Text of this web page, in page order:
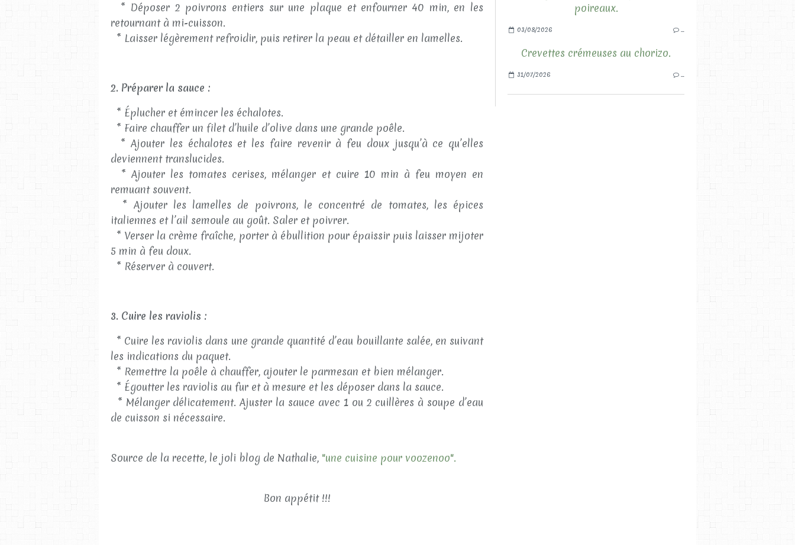
* Déposer 2 poivrons entiers sur une plaque et enfourner 40 min, en les
retournant à mi-cuisson.
* Laisser légèrement refroidir, puis retirer la peau et détailler en lamelles.
2. Préparer la sauce :
* Éplucher et émincer les échalotes.
* Faire chauffer un filet d’huile d’olive dans une grande poêle.
* Ajouter les échalotes et les faire revenir à feu doux jusqu’à ce qu’elles
deviennent translucides.
* Ajouter les tomates cerises, mélanger et cuire 10 min à feu moyen en
remuant souvent.
* Ajouter les lamelles de poivrons, le concentré de tomates, les épices
italiennes et l’ail semoule au goût. Saler et poivrer.
* Verser la crème fraîche, porter à ébullition pour épaissir puis laisser mijoter
5 min à feu doux.
* Réserver à couvert.
3. Cuire les raviolis :
* Cuire les raviolis dans une grande quantité d’eau bouillante salée, en suivant
les indications du paquet.
* Remettre la poêle à chauffer, ajouter le parmesan et bien mélanger.
* Égoutter les raviolis au fur et à mesure et les déposer dans la sauce.
* Mélanger délicatement. Ajuster la sauce avec 1 ou 2 cuillères à soupe d’eau
de cuisson si nécessaire.
Source de la recette, le joli blog de Nathalie, "une cuisine pour voozenoo".
Bon appétit !!!
poireaux.
03/08/2026 …
Crevettes crémeuses au chorizo.
31/07/2026 …